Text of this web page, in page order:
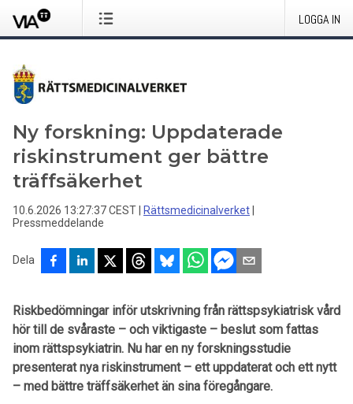
LOGGA IN
Ny forskning: Uppdaterade
riskinstrument ger bättre
träffsäkerhet
10.6.2026 13:27:37 CEST Rättsmedicinalverket
Pressmeddelande
Dela
Riskbedömningar inför utskrivning från rättspsykiatrisk vård
hör till de svåraste – och viktigaste – beslut som fattas
inom rättspsykiatrin. Nu har en ny forskningsstudie
presenterat nya riskinstrument – ett uppdaterat och ett nytt
– med bättre träffsäkerhet än sina föregångare.